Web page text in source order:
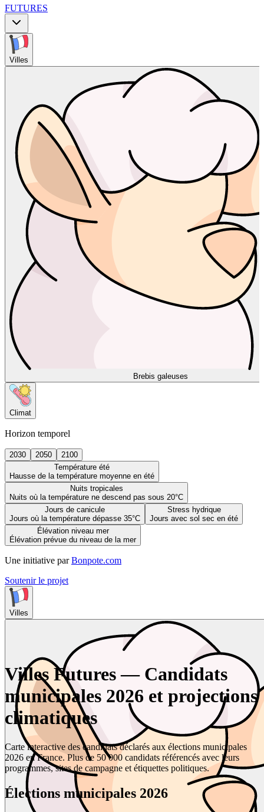
FUTURES
Villes
Brebis galeuses
Climat
Horizon temporel
2030 2050
2100
Température été
Hausse de la température moyenne en été
Nuits tropicales
Nuits où la température ne descend pas sous 20°C
Jours de canicule
Jours où la température dépasse 35°C
Stress hydrique
Jours avec sol sec en été
Élévation niveau mer
Élévation prévue du niveau de la mer
Une initiative par Bonpote.com
Soutenir le projet
Villes
Villes Futures — Candidats
municipales 2026 et projections
climatiques
Carte interactive des candidats déclarés aux élections municipales
2026 en France. Plus de 50 000 candidats référencés avec leurs
programmes, sites de campagne et étiquettes politiques.
Élections municipales 2026